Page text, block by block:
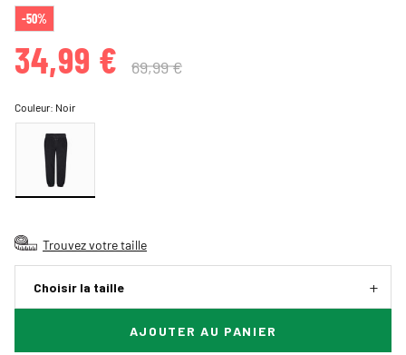
-50%
34,99 € 69,99 €
Couleur: Noir
Trouvez votre taille
Choisir la taille
AJOUTER AU PANIER